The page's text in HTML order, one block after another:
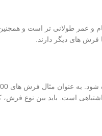
و عمر طولانی تر است و
فرش های دیگر دارند.